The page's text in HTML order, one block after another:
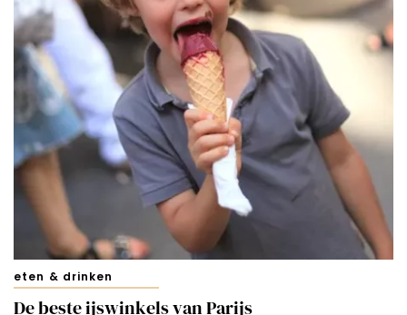
eten & drinken
De beste ijswinkels van Parijs